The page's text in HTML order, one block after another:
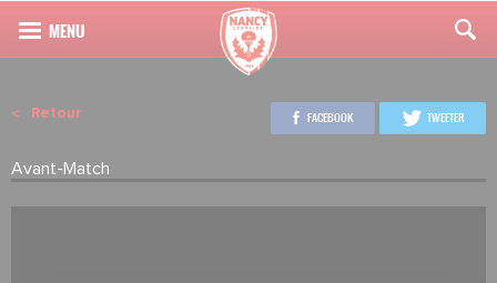
Retour
Avant-Match
FACEBOOK TWEETER